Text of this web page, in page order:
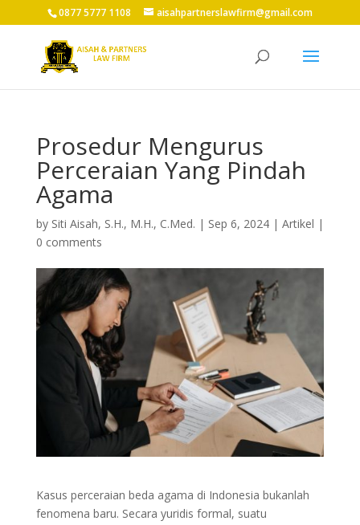
0877 5777 1108 aisahpartnerslawfirm@gmail.com
Prosedur Mengurus
Perceraian Yang Pindah
Agama
by Siti Aisah, S.H., M.H., C.Med. | Sep 6, 2024| Artikel |
0 comments
Kasus perceraian beda agama di Indonesia bukanlah
fenomena baru. Secara yuridis formal, suatu